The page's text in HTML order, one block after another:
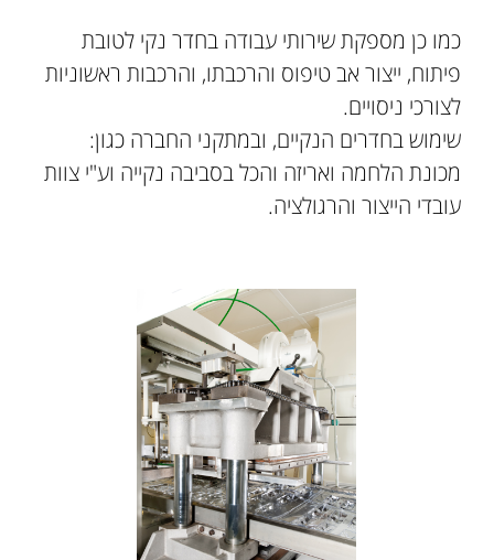
כמו כן מספקת שירותי עבודה בחדר נקי לטובת
פיתוח, ייצור אב טיפוס והרכבתו, והרכבות ראשוניות
לצורכי ניסויים.
שימוש בחדרים הנקיים, ובמתקני החברה כגון:
מכונת הלחמה ואריזה והכל בסביבה נקייה וע"י צוות
עובדי הייצור והרגולציה.